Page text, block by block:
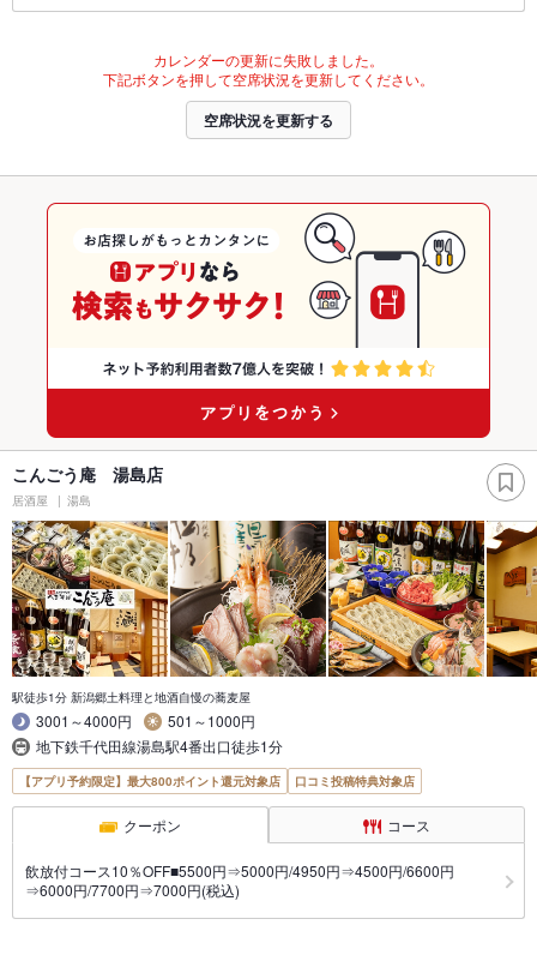
カレンダーの更新に失敗しました。
下記ボタンを押して空席状況を更新してください。
空席状況を更新する
こんごう庵 湯島店
居酒屋 湯島
駅徒歩1分 新潟郷土料理と地酒自慢の蕎麦屋
3001～4000円
501～1000円
地下鉄千代田線湯島駅4番出口徒歩1分
【アプリ予約限定】最大800ポイント還元対象店 口コミ投稿特典対象店
クーポン コース
飲放付コース10％OFF■5500円⇒5000円/4950円⇒4500円/6600円
⇒6000円/7700円⇒7000円(税込)